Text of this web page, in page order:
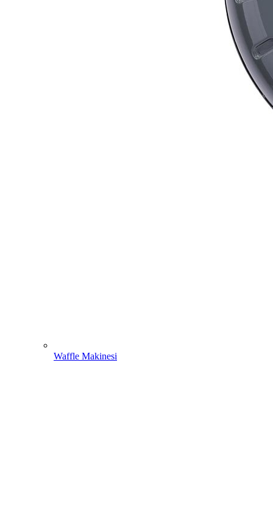
Waffle Makinesi